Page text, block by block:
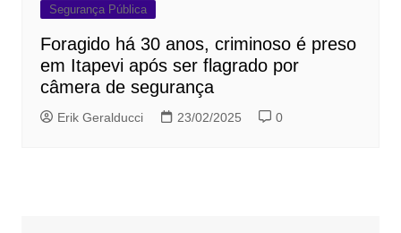
Segurança Pública
Foragido há 30 anos, criminoso é preso
em Itapevi após ser flagrado por
câmera de segurança
Erik Geralducci 23/02/2025 0